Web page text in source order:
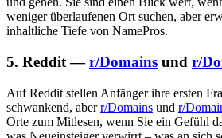
weniger überlaufenen Ort suchen, aber
inhaltliche Tiefe von NamePros.
5. Reddit —r/Domains und r/
Auf Reddit stellen Anfänger ihre ersten
schwankend, aberr/Domains und r/
Orte zum Mitlesen, wenn Sie ein Gefühl